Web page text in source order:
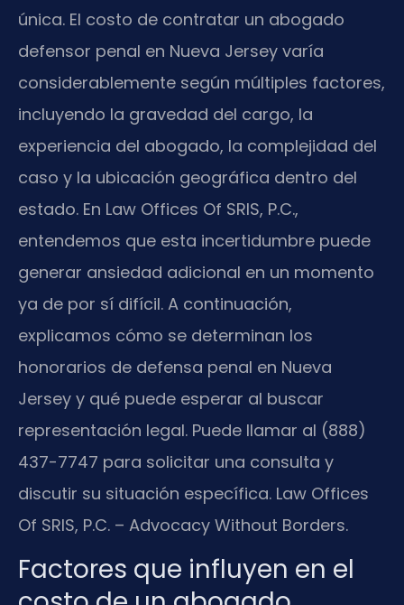
única. El costo de contratar un abogado
defensor penal en Nueva Jersey varía
considerablemente según múltiples factores,
incluyendo la gravedad del cargo, la
experiencia del abogado, la complejidad del
caso y la ubicación geográfica dentro del
estado. En Law Offices Of SRIS, P.C.,
entendemos que esta incertidumbre puede
generar ansiedad adicional en un momento
ya de por sí difícil. A continuación,
explicamos cómo se determinan los
honorarios de defensa penal en Nueva
Jersey y qué puede esperar al buscar
representación legal. Puede llamar al (888)
437-7747 para solicitar una consulta y
discutir su situación específica. Law Offices
Of SRIS, P.C. – Advocacy Without Borders.
Factores que influyen en el